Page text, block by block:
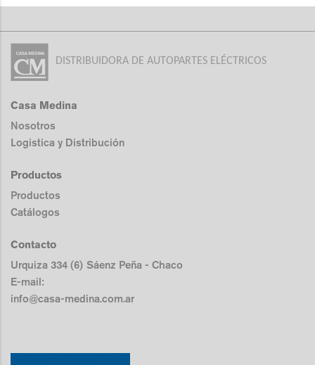
DISTRIBUIDORA DE AUTOPARTES ELÉCTRICOS
Casa Medina
Nosotros
Logistica y Distribución
Productos
Productos
Catálogos
Contacto
Urquiza 334 (6) Sáenz Peña - Chaco
E-mail:
info@casa-medina.com.ar